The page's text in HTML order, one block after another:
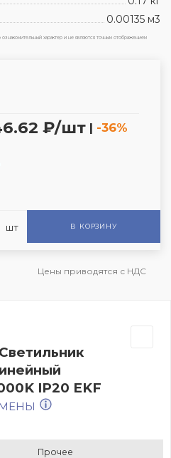
0.00135 м3
характер и не являются точным отображением
₽/шт | -36%
шт В КОРЗИНУ
Цены приводятся с НДС
IP20 EKF
Прочее